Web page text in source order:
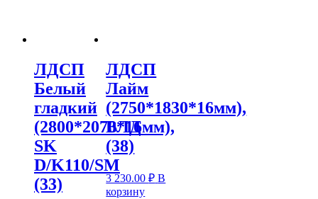
ЛДСП
Белый
гладкий
(2800*2070*16мм),
SK
D/K110/SM
(33)
ЛДСП
Лайм
(2750*1830*16мм),
ВЛД
(38)
3 230.00₽ В
корзину